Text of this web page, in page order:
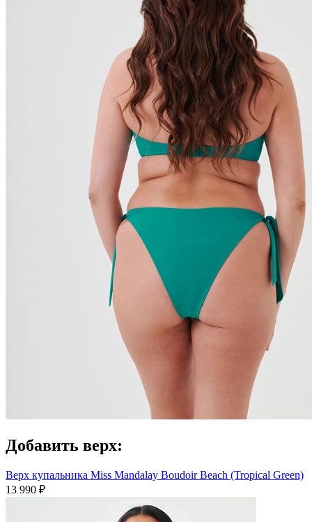
Добавить верх:
Верх купальника Miss Mandalay Boudoir Beach (Tropical Green)
13 990 ₽